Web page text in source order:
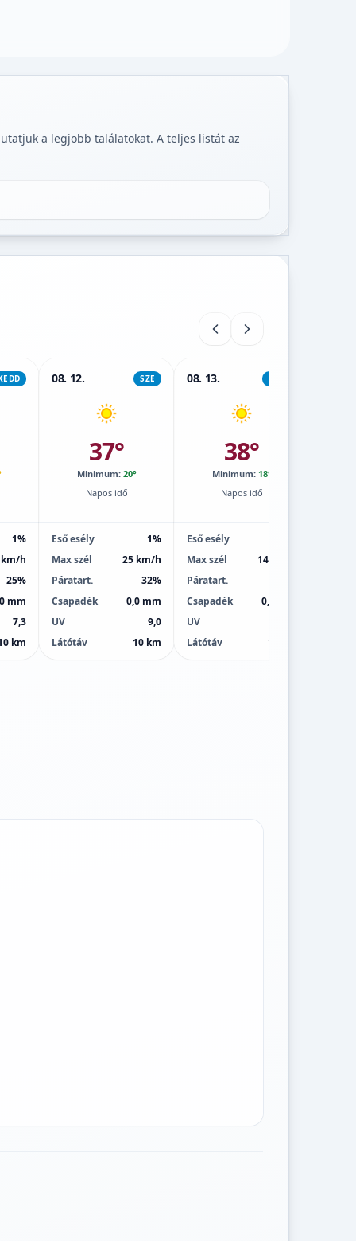
a legjobb találatokat. A teljes listát az
1%
h
25%
mm
7,3
km
08. 12. SZE
37°
Minimum: 20°
Napos idő
Eső esély
1%
Max szél
25 km/h
Páratart.
32%
Csapadék
0,0 mm
UV
9,0
Látótáv
10 km
08. 13. CSÜT
38°
Minimum: 18°
Napos idő
Eső esély
Max szél
14 km/h
Páratart.
Csapadék
0,0 mm
UV
Látótáv
10 km